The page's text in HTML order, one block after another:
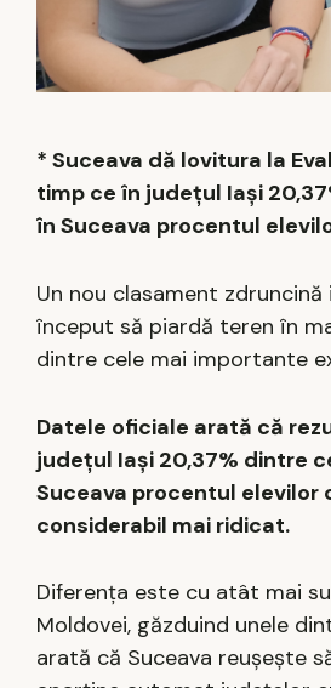
* Suceava dă lovitura la
timp ce în județul Iași
în Suceava procentul
Un nou clasament
început să piardă teren în
dintre cele mai importante
Datele oficiale arată că
județul Iași 20,37% dintre
Suceava procentul elevilor
considerabil mai ridicat.
Diferența este cu atât mai
Moldovei, găzduind unele
arată că Suceava reușește